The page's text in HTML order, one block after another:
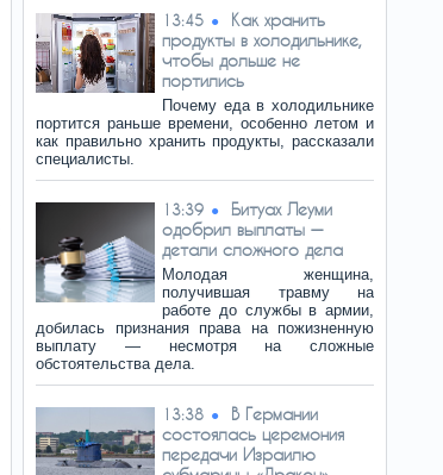
13:45
Как хранить
продукты в холодильнике,
чтобы дольше не
портились
Почему еда в холодильнике
портится раньше времени, особенно летом и
как правильно хранить продукты, рассказали
специалисты.
13:39
Битуах Леуми
одобрил выплаты —
детали сложного дела
Молодая женщина,
получившая травму на
работе до службы в армии,
добилась признания права на пожизненную
выплату — несмотря на сложные
обстоятельства дела.
13:38
В Германии
состоялась церемония
передачи Израилю